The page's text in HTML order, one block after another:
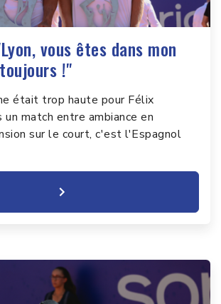
vous êtes dans mon
!"
était trop haute pour Félix
un match entre ambiance en
sur le court, c'est l'Espagnol